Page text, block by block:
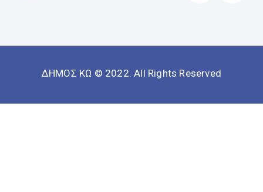
ΔΗΜΟΣ ΚΩ © 2022. All Rights Reserved